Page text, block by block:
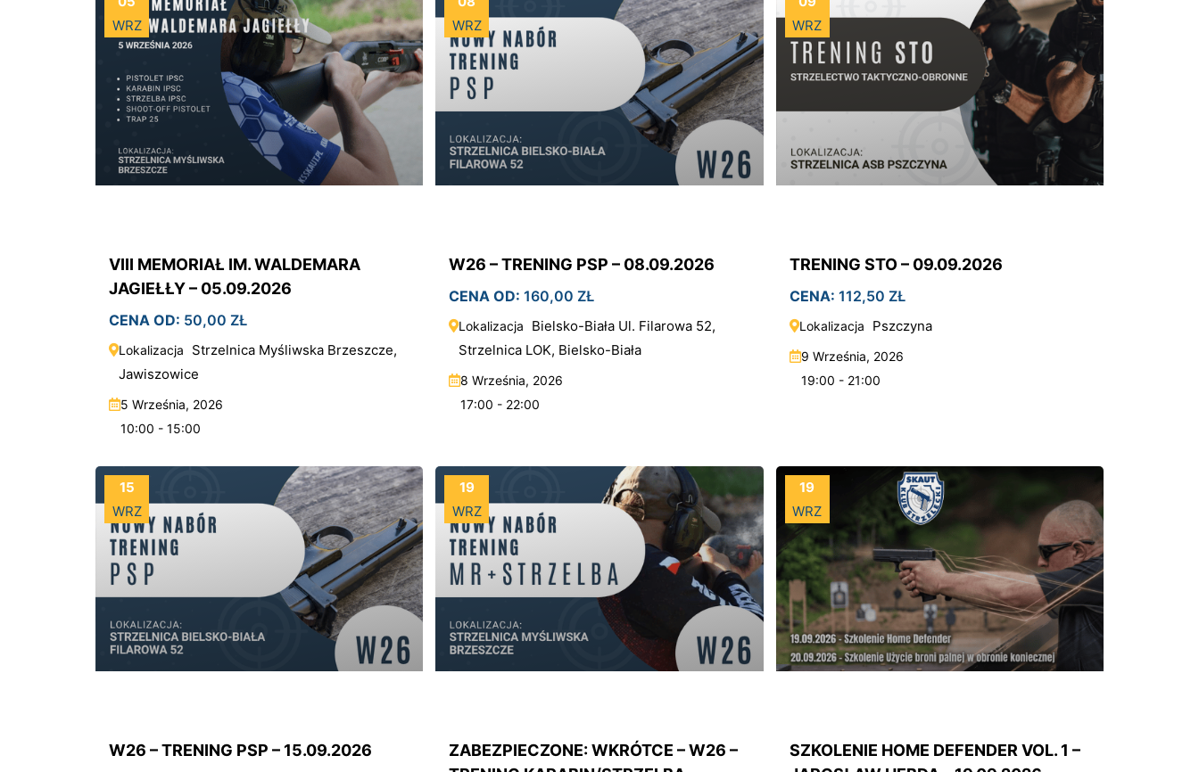
WRZ
VIII MEMORIAŁ IM. WALDEMARA
JAGIEŁŁY – 05.09.2026
CENA OD: 50,00 ZŁ
Lokalizacja
Strzelnica Myśliwska Brzeszcze,
Jawiszowice
5 Września, 2026
10:00 - 15:00
WRZ
W26 – TRENING PSP – 08.09.2026
CENA OD:160,00ZŁ
Lokalizacja
Bielsko-Biała Ul. Filarowa 52,
Strzelnica LOK, Bielsko-Biała
8 Września, 2026
17:00 - 22:00
WRZ
TRENING STO – 09.09.2026
CENA: 112,50 ZŁ
Lokalizacja Pszczyna
9 Września, 2026
19:00 - 21:00
15
WRZ
W26 – TRENING PSP – 15.09.2026
19
WRZ
ZABEZPIECZONE: WKRÓTCE – W26 –
19
WRZ
SZKOLENIE HOME DEFENDER VOL. 1 –